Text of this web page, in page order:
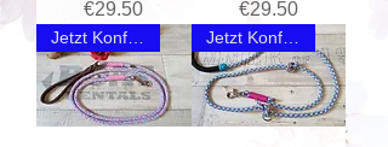
Price
€29.50 Price
€29.50
Jetzt Konfigurieren